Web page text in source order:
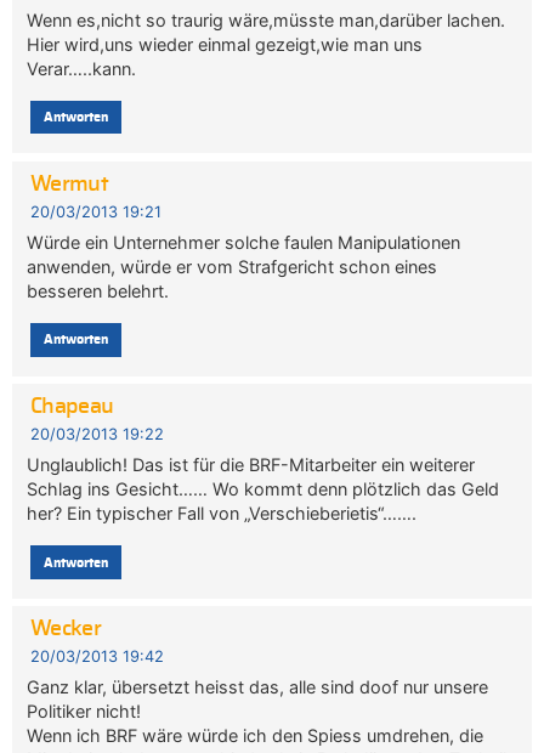
Wenn es,nicht so traurig wäre,müsste man,darüber lachen.
Hier wird,uns wieder einmal gezeigt,wie man uns
Verar…..kann.
Antworten
Wermut
20/03/2013 19:21
Würde ein Unternehmer solche faulen Manipulationen
anwenden, würde er vom Strafgericht schon eines
besseren belehrt.
Antworten
Chapeau
20/03/2013 19:22
Unglaublich! Das ist für die BRF-Mitarbeiter ein weiterer
Schlag ins Gesicht…… Wo kommt denn plötzlich das Geld
her? Ein typischer Fall von „Verschieberietis“…….
Antworten
Wecker
20/03/2013 19:42
Ganz klar, übersetzt heisst das, alle sind doof nur unsere
Politiker nicht!
Wenn ich BRF wäre würde ich den Spiess umdrehen, die